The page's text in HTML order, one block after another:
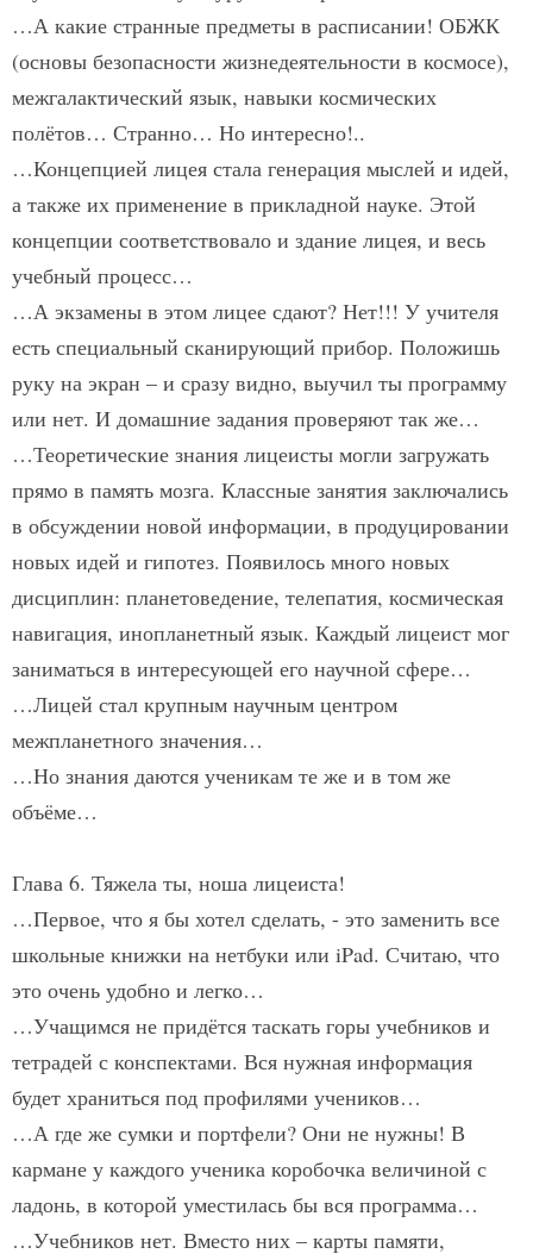
…А какие странные предметы в расписании! ОБЖК
(основы безопасности жизнедеятельности в космосе),
межгалактический язык, навыки космических
полётов… Странно… Но интересно!..
…Концепцией лицея стала генерация мыслей и идей,
а также их применение в прикладной науке. Этой
концепции соответствовало и здание лицея, и весь
учебный процесс…
…А экзамены в этом лицее сдают? Нет!!! У учителя
есть специальный сканирующий прибор. Положишь
руку на экран – и сразу видно, выучил ты программу
или нет. И домашние задания проверяют так же…
…Теоретические знания лицеисты могли загружать
прямо в память мозга. Классные занятия заключались
в обсуждении новой информации, в продуцировании
новых идей и гипотез. Появилось много новых
дисциплин: планетоведение, телепатия, космическая
навигация, инопланетный язык. Каждый лицеист мог
заниматься в интересующей его научной сфере…
…Лицей стал крупным научным центром
межпланетного значения…
…Но знания даются ученикам те же и в том же
объёме…
Глава 6. Тяжела ты, ноша лицеиста!
…Первое, что я бы хотел сделать, - это заменить все
школьные книжки на нетбуки или iPad. Считаю, что
это очень удобно и легко…
…Учащимся не придётся таскать горы учебников и
тетрадей с конспектами. Вся нужная информация
будет храниться под профилями учеников…
…А где же сумки и портфели? Они не нужны! В
кармане у каждого ученика коробочка величиной с
ладонь, в которой уместилась бы вся программа…
…Учебников нет. Вместо них – карты памяти,